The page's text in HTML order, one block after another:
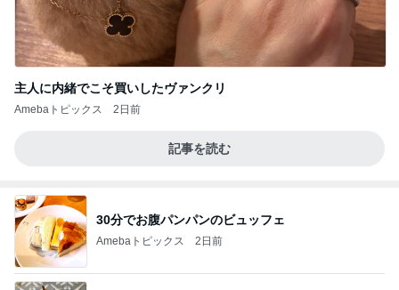
主人に内緒でこそ買いしたヴァンクリ
Amebaトピックス 2日前
記事を読む
30分でお腹パンパンのビュッフェ
Amebaトピックス 2日前